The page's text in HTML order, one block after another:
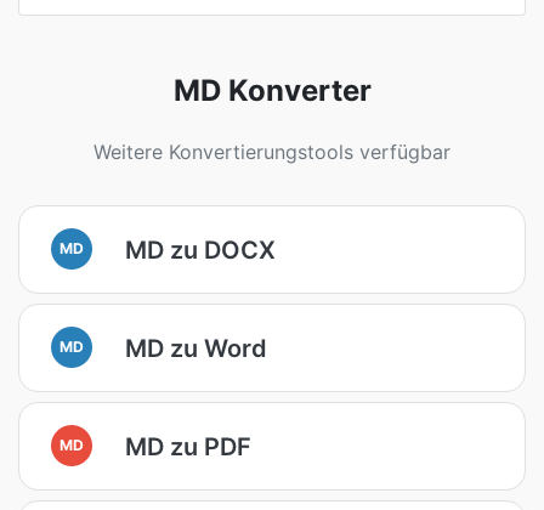
MD Konverter
Weitere Konvertierungstools verfügbar
MD MD zu DOCX
MD MD zu Word
MD MD zu PDF